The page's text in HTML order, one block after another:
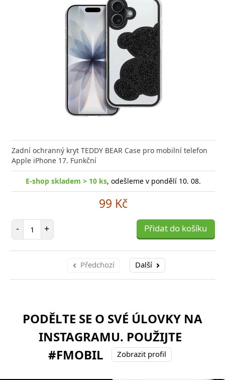
Zadní ochranný kryt TEDDY BEAR Case pro mobilní telefon
Apple iPhone 17. Funkční
E-shop skladem > 10 ks, odešleme v pondělí 10. 08.
99 Kč
- Počet položek
+ Přidat do košíku
Předchozí Další
PODĚLTE SE O SVÉ ÚLOVKY NA
INSTAGRAMU. POUŽIJTE
#FMOBIL
Zobrazit profil